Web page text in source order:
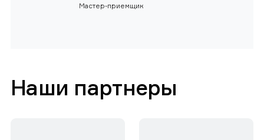
Мастер-приемщик
Наши партнеры